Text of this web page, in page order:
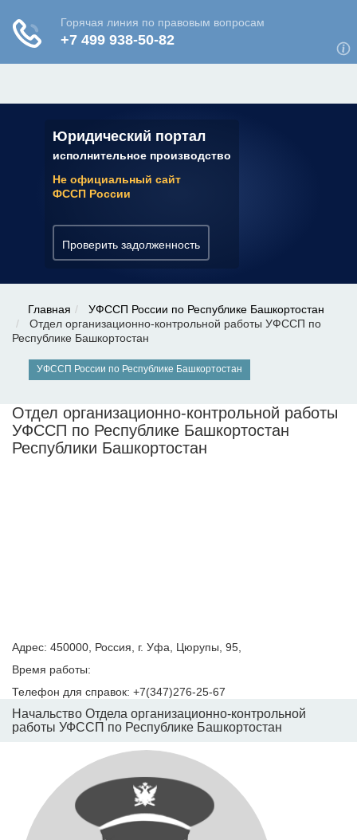
Юридический портал
исполнительное производство
Не официальный сайт
ФССП России
Проверить задолженность
✆ 7 (800) 350-22-64
Главная
УФССП России по Республике Башкортостан
Отдел организационно-контрольной работы УФССП по
Республике Башкортостан
УФССП России по Республике Башкортостан
Отдел организационно-контрольной работы
УФССП по Республике Башкортостан
Республики Башкортостан
Адрес: 450000, Россия, г. Уфа, Цюрупы, 95,
Время работы:
Телефон для справок: +7(347)276-25-67
Начальство Отдела организационно-контрольной
работы УФССП по Республике Башкортостан